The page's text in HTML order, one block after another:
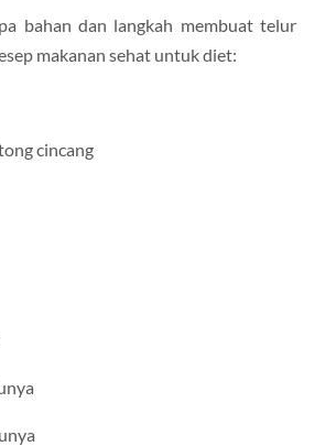
bahan dan langkah membuat telur
makanan sehat untuk diet:
cincang